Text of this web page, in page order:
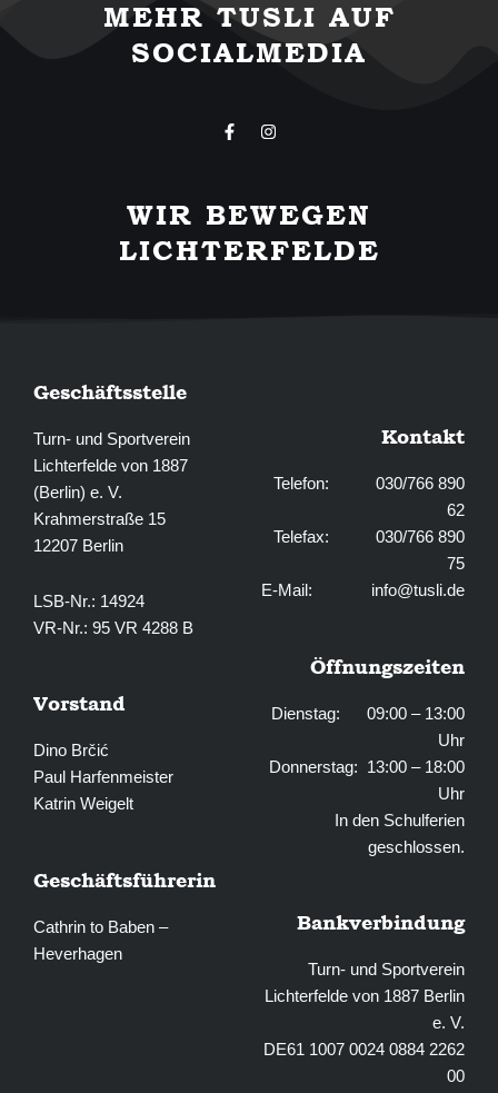
MEHR TUSLI AUF
SOCIALMEDIA
F
a
o
o
k
-
I
n
g
r
a
m
WIR BEWEGEN
LICHTERFELDE
Geschäftsstelle
Turn- und Sportverein
Lichterfelde von 1887
(Berlin) e. V.
Krahmerstraße 15
12207 Berlin
LSB-Nr.: 14924
VR-Nr.: 95 VR 4288 B
Vorstand
Dino Brčić
Paul Harfenmeister
Katrin Weigelt
Geschäftsführerin
Cathrin to Baben –
Heverhagen
Kontakt
Telefon: 030/766 890
62
Telefax: 030/766 890
75
E-Mail: info@tusli.de
Öffnungszeiten
Dienstag: 09:00 – 13:00
Uhr
Donnerstag: 13:00 – 18:00
Uhr
In den Schulferien
geschlossen.
Bankverbindung
Turn- und Sportverein
Lichterfelde von 1887 Berlin
e. V.
DE61 1007 0024 0884 2262
00